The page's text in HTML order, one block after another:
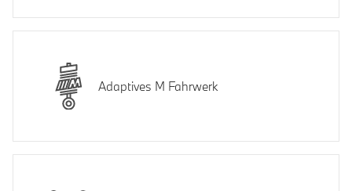
Adaptives M Fahrwerk